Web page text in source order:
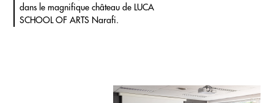
dans le magnifique château de LUCA
SCHOOL OF ARTS Narafi.